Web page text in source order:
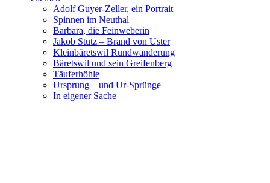
Adolf Guyer-Zeller, ein Portrait
Spinnen im Neuthal
Barbara, die Feinweberin
Jakob Stutz – Brand von Uster
Kleinbäretswil Rundwanderung
Bäretswil und sein Greifenberg
Täuferhöhle
Ursprung – und Ur-Sprünge
In eigener Sache